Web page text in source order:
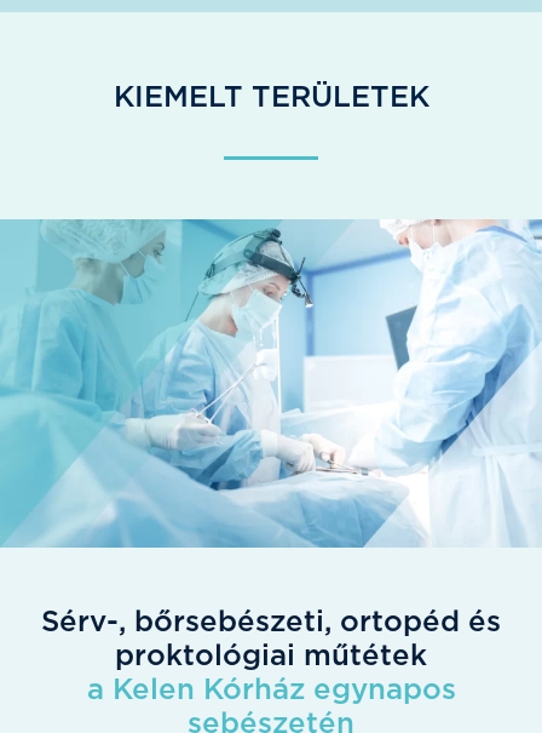
KIEMELT TERÜLETEK
Sérv-, bőrsebészeti, ortopéd és
proktológiai műtétek
a Kelen Kórház egynapos
sebészetén